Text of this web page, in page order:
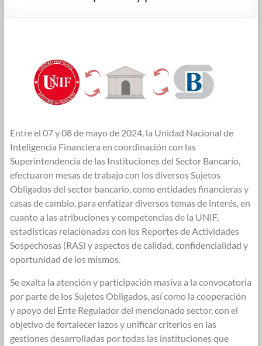
Entre el 07 y 08 de mayo de 2024, la Unidad Nacional de
Inteligencia Financiera en coordinación con las
Superintendencia de las Instituciones del Sector Bancario,
efectuaron mesas de trabajo con los diversos Sujetos
Obligados del sector bancario, como entidades financieras y
casas de cambio, para enfatizar diversos temas de interés, en
cuanto a las atribuciones y competencias de la UNIF,
estadísticas relacionadas con los Reportes de Actividades
Sospechosas (RAS) y aspectos de calidad, confidencialidad y
oportunidad de los mismos.
Se exalta la atención y participación masiva a la convocatoria
por parte de los Sujetos Obligados, así como la cooperación
y apoyo del Ente Regulador del mencionado sector, con el
objetivo de fortalecer lazos y unificar criterios en las
gestiones desarrolladas por todas las instituciones que